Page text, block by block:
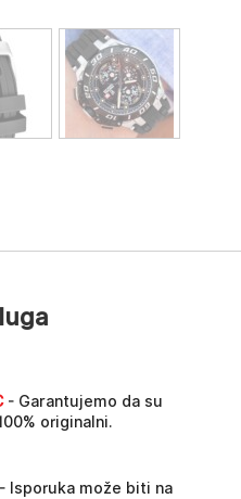
- Garantujemo da su
originalni.
- Isporuka može biti na